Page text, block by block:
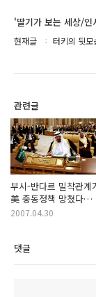
'딸기가 보는 세상/인
현재글 터키의 뒷모
관련글
부시-반다르 밀착관계
美 중동정책 망쳤다
(NYT)
2007.04.30
댓글